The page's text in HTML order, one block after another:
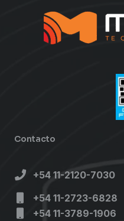
Contacto
+54 11-2120-7030
+54 11-2723-6828
+54 11-3789-1906